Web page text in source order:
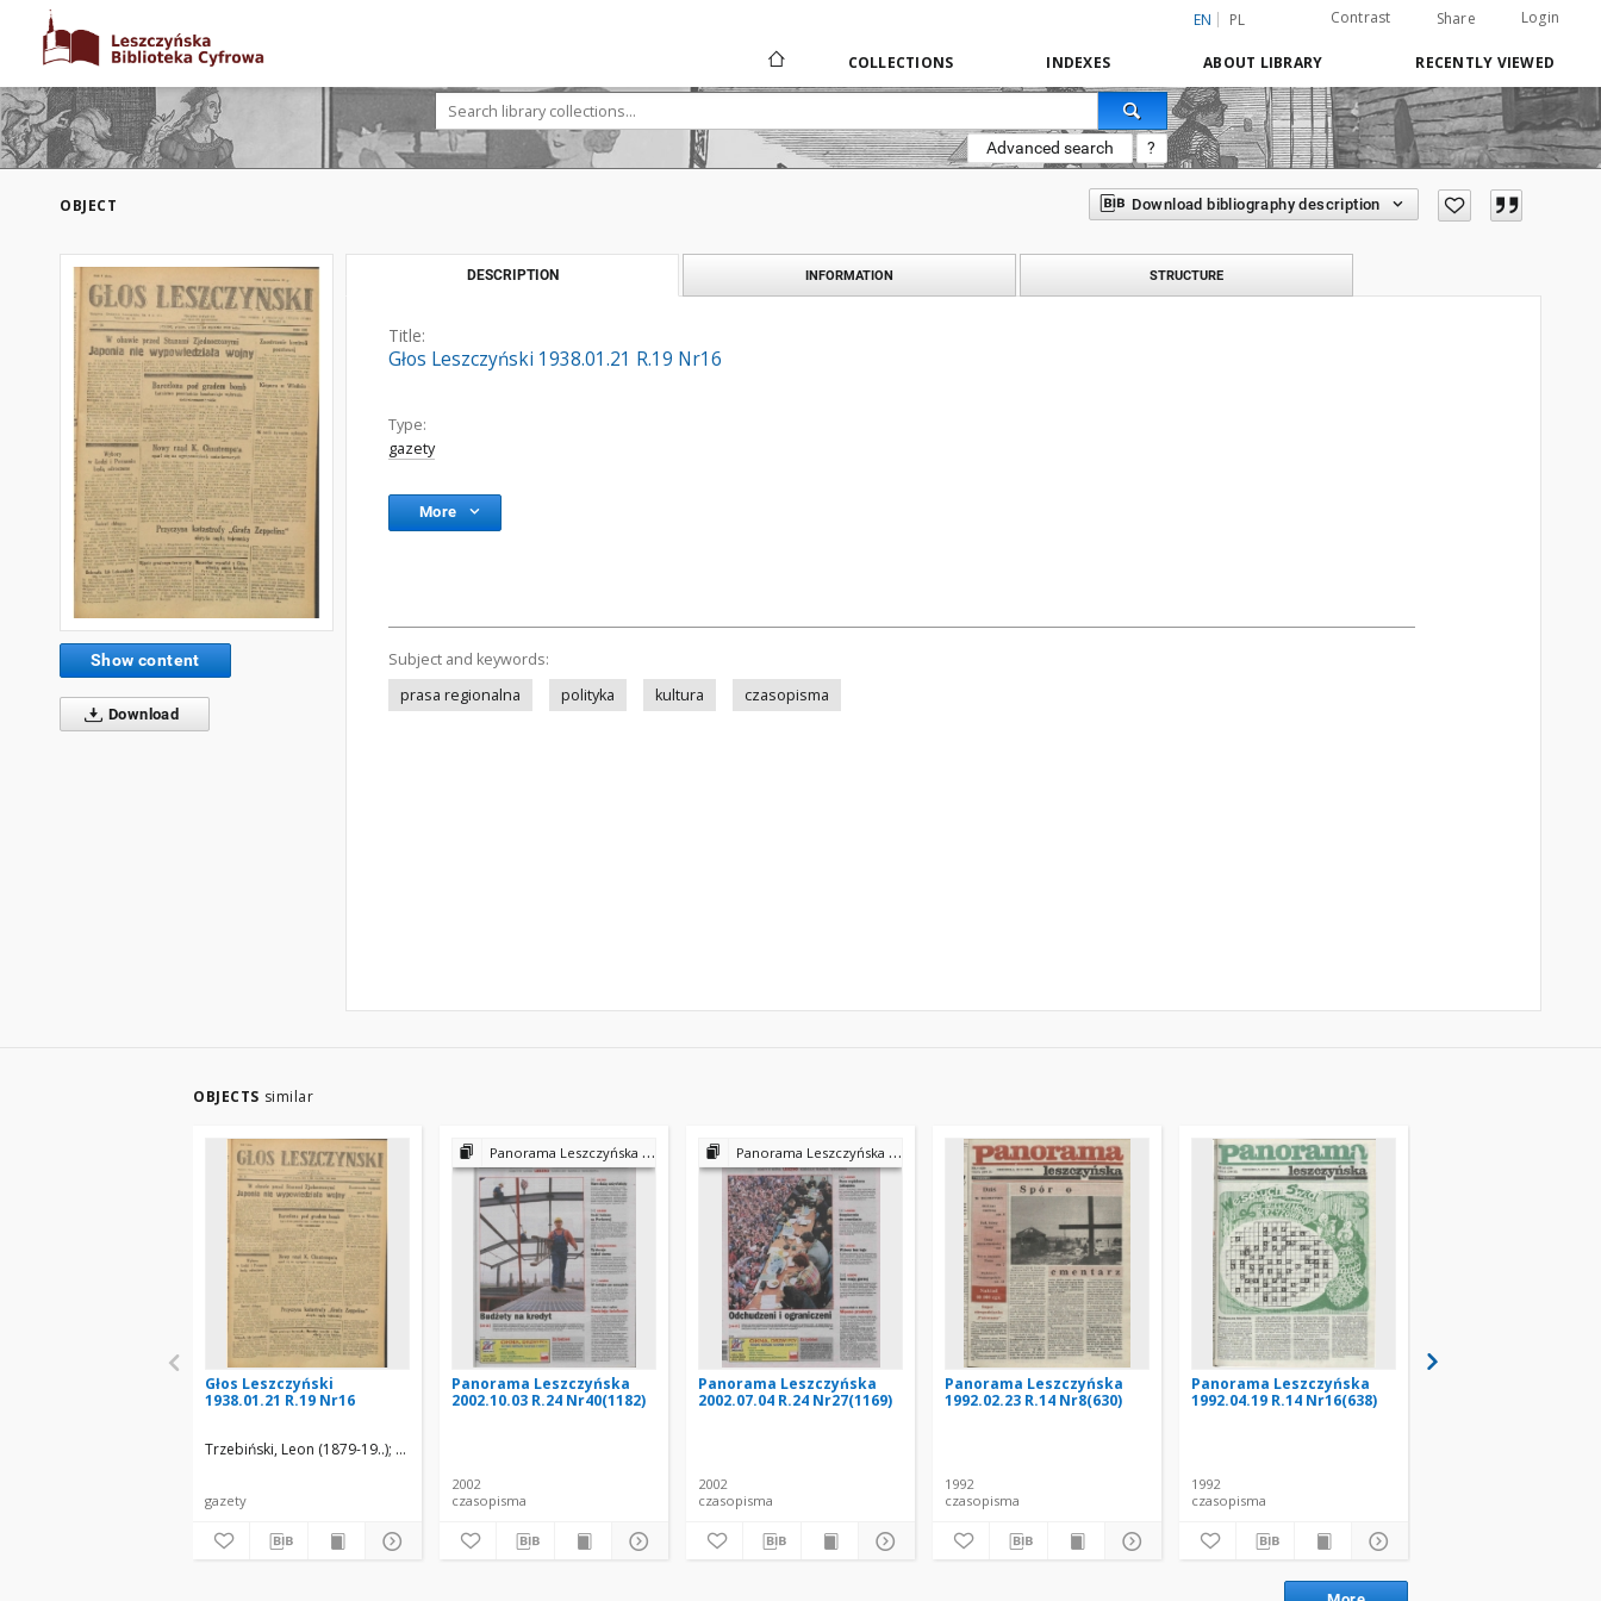
EN PL Contrast Share Login
COLLECTIONS INDEXES ABOUT LIBRARY RECENTLY VIEWED
Advanced search ?
OBJECT Download bibliography description
Show content
Download
DESCRIPTION INFORMATION STRUCTURE
Title:
Głos Leszczyński 1938.01.21 R.19 Nr16
Type:
gazety
More
Subject and keywords:
prasa regionalna
polityka kultura czasopisma
OBJECTS similar
Głos Leszczyński
1938.01.21 R.19 Nr16
Trzebiński, Leon (1879-19..) Urbanowicz, Mieczysław (red.)
gazety
Panorama Leszczyńska 2002
Panorama Leszczyńska
2002.10.03 R.24 Nr40(1182)
2002
czasopisma
Panorama Leszczyńska 2002
Panorama Leszczyńska
2002.07.04 R.24 Nr27(1169)
2002
czasopisma
Panorama Leszczyńska
1992.02.23 R.14 Nr8(630)
1992
czasopisma
Panorama Leszczyńska
1992.04.19 R.14 Nr16(638)
1992
czasopisma